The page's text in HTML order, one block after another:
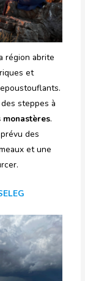
région abrite
et
steppes à
monastères.
des
et une